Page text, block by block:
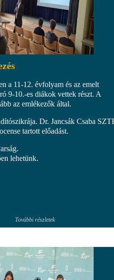
a 11-12. évfolyam és az emelt
9-10.-es diákok vettek részt. A
az emlékezők által.
Dr. Jancsák Csaba
tartott előadást.
lehetünk.
További részletek